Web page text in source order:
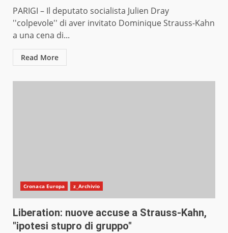
PARIGI – Il deputato socialista Julien Dray
''colpevole'' di aver invitato Dominique Strauss-Kahn
a una cena di...
Read More
Cronaca Europa z_Archivio
Liberation: nuove accuse a Strauss-Kahn,
"ipotesi stupro di gruppo"